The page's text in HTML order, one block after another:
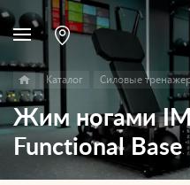
Каталог Силовые
Жим ногами
Functional